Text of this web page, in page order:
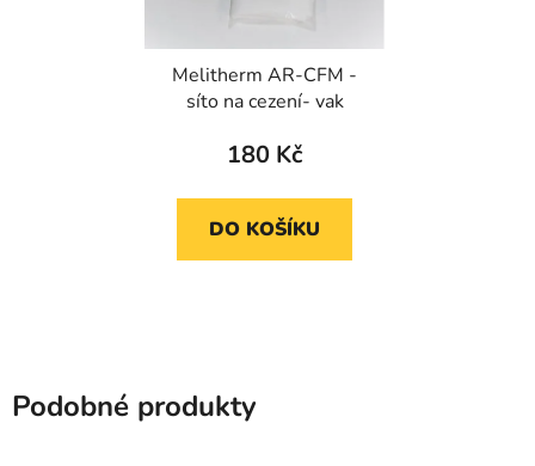
Melitherm AR-CFM -
síto na cezení- vak
180 Kč
DO KOŠÍKU
Podobné produkty